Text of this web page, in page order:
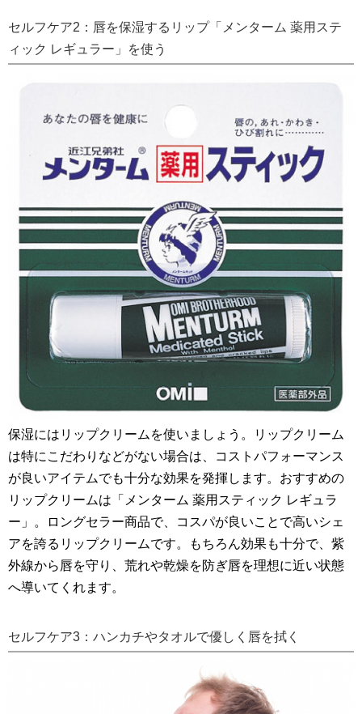
セルフケア2：唇を保湿するリップ「メンターム 薬用ステ
ィック レギュラー」を使う
保湿にはリップクリームを使いましょう。リップクリーム
は特にこだわりなどがない場合は、コストパフォーマンス
が良いアイテムでも十分な効果を発揮します。おすすめの
リップクリームは「メンターム 薬用スティック レギュラ
ー」。ロングセラー商品で、コスパが良いことで高いシェ
アを誇るリップクリームです。もちろん効果も十分で、紫
外線から唇を守り、荒れや乾燥を防ぎ唇を理想に近い状態
へ導いてくれます。
セルフケア3：ハンカチやタオルで優しく唇を拭く